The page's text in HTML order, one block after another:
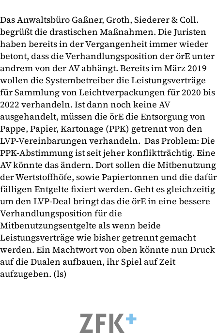
Das Anwaltsbüro Gaßner, Groth, Siederer & Coll.
begrüßt die drastischen Maßnahmen. Die Juristen
haben bereits in der Vergangenheit immer wieder
betont, dass die Verhandlungsposition der örE unter
andrem von der AV abhängt. Bereits im März 2019
wollen die Systembetreiber die Leistungsverträge
für Sammlung von Leichtverpackungen für 2020 bis
2022 verhandeln. Ist dann noch keine AV
ausgehandelt, müssen die örE die Entsorgung von
Pappe, Papier, Kartonage (PPK) getrennt von den
LVP-Vereinbarungen verhandeln. Das Problem: Die
PPK-Abstimmung ist seit jeher konfliktträchtig. Eine
AV könnte das ändern. Dort sollen die Mitbenutzung
der Wertstoffhöfe, sowie Papiertonnen und die dafür
fälligen Entgelte fixiert werden. Geht es gleichzeitig
um den LVP-Deal bringt das die örE in eine bessere
Verhandlungsposition für die
Mitbenutzungsentgelte als wenn beide
Leistungsverträge wie bisher getrennt gemacht
werden. Ein Machtwort von oben könnte nun Druck
auf die Dualen aufbauen, ihr Spiel auf Zeit
aufzugeben. (ls)